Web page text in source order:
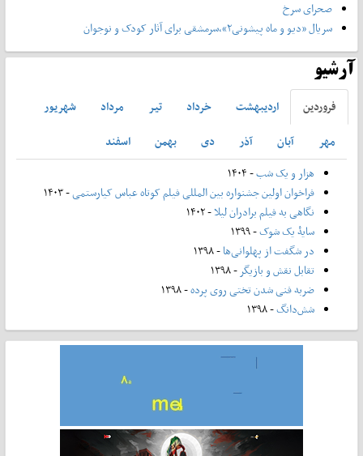
صحرای سرخ
سریال «دیو و ماه پیشونی۲»،سرمشقی برای آثار کودک و نوجوان
آرشیو
فروردين ارديبهشت خرداد تير مرداد
شهريور
مهر
آبان آذر دی بهمن
اسفند
هزار و یک شب- ۱۴۰۴
فراخوان اولین جشنواره بین المللی فیلم کوتاه عباس کیارستمی- ۱۴۰۳
نگاهی به فیلم برادران لیلا- ۱۴۰۲
سایۀ یک شوک- ۱۳۹۹
در شگفت از پهلوانی‌ها- ۱۳۹۸
تقابل نقش و بازیگر- ۱۳۹۸
ضربه فنی شدن تختی روی پرده- ۱۳۹۸
شش‌دانگ- ۱۳۹۸